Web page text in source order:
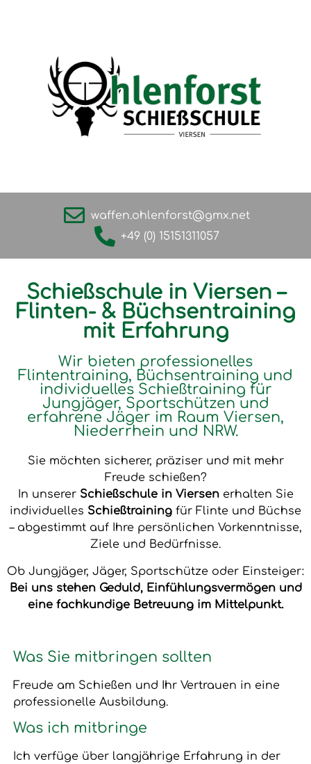
waffen.ohlenforst@gmx.net
+49 (0) 15151311057
Schießschule in Viersen –
Flinten- & Büchsentraining
mit Erfahrung
Wir bieten professionelles
Flintentraining, Büchsentraining und
individuelles Schießtraining für
Jungjäger, Sportschützen und
erfahrene Jäger im Raum Viersen,
Niederrhein und NRW.
Sie möchten sicherer, präziser und mit mehr
Freude schießen?
In unserer Schießschule in Viersenerhalten Sie
individuelles Schießtraining für Flinte und Büchse
– abgestimmt auf Ihre persönlichen Vorkenntnisse,
Ziele und Bedürfnisse.
Ob Jungjäger, Jäger, Sportschütze oder Einsteiger:
Bei uns stehen Geduld, Einfühlungsvermögen und
eine fachkundige Betreuung im Mittelpunkt.
Was Sie mitbringen sollten
Freude am Schießen und Ihr Vertrauen in eine
professionelle Ausbildung.
Was ich mitbringe
Ich verfüge über langjährige Erfahrung in der